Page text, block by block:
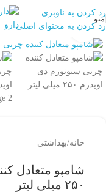
رد کردن به ناوبری
رد کردن به محتوای اصلی
منو
بزرگنمایی تصویر
خانه/بهداشتی
شامپو متعادل
۲۵۰ میلی لیتر